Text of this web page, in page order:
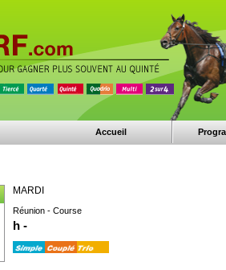
Accueil
MARDI
Réunion - Course
h -